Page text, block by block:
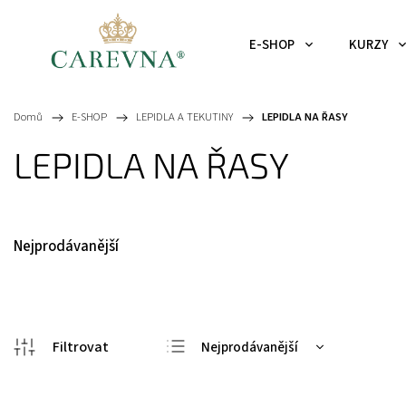
E-SHOP KURZY
Domů / E-SHOP / LEPIDLA A TEKUTINY / LEPIDLA NA ŘASY
LEPIDLA NA ŘASY
Nejprodávanější
Nejprodávanější